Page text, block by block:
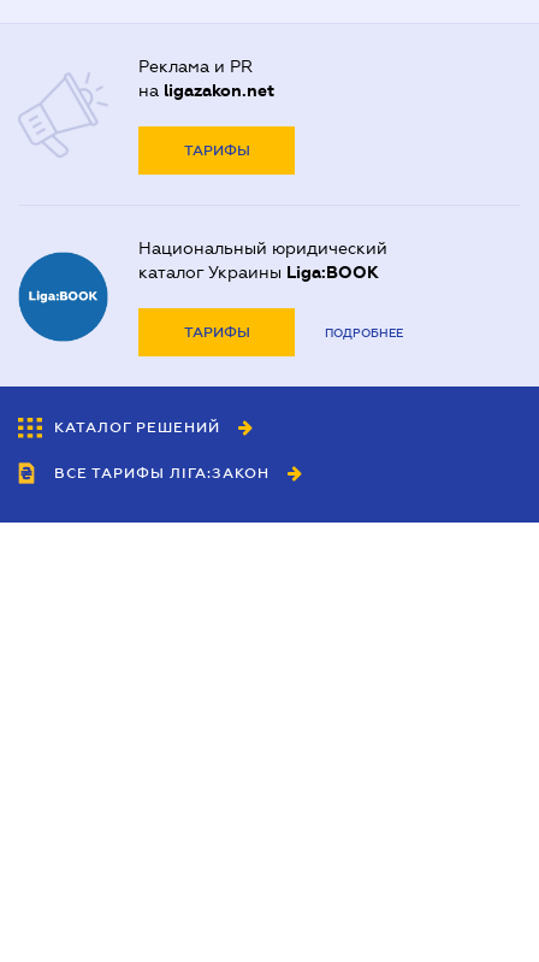
Реклама и PR
на ligazakon.net
ТАРИФЫ
Национальный юридический
каталог Украины Liga:BOOK
ТАРИФЫ ПОДРОБНЕЕ
КАТАЛОГ РЕШЕНИЙ
ВСЕ ТАРИФЫ ЛІГА:ЗАКОН